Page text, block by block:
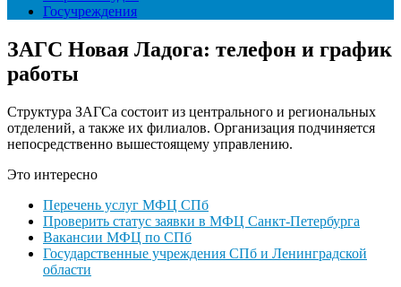
Госучреждения
ЗАГС Новая Ладога: телефон и график
работы
Структура ЗАГСа состоит из центрального и региональных
отделений, а также их филиалов. Организация подчиняется
непосредственно вышестоящему управлению.
Это интересно
Перечень услуг МФЦ СПб
Проверить статус заявки в МФЦ Санкт-Петербурга
Вакансии МФЦ по СПб
Государственные учреждения СПб и Ленинградской
области